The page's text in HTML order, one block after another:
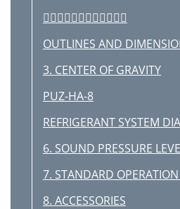

OUTLINES AND
3. CENTER OF GRAVITY
PUZ-HA-8
REFRIGERANT SYSTEM
6. SOUND PRESSURE
7. STANDARD
8. ACCESSORIES